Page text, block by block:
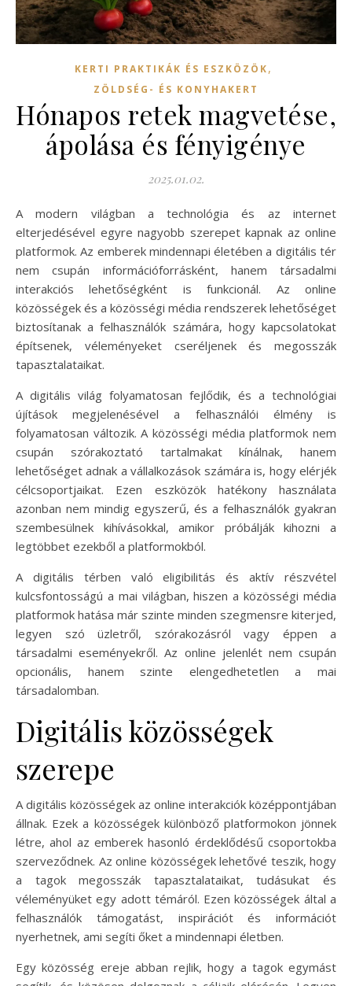
KERTI PRAKTIKÁK ÉS ESZKÖZÖK,
ZÖLDSÉG- ÉS KONYHAKERT
Hónapos retek magvetése,
ápolása és fényigénye
2025.01.02.
A modern világban a technológia és az internet
elterjedésével egyre nagyobb szerepet kapnak az online
platformok. Az emberek mindennapi életében a digitális tér
nem csupán információforrásként, hanem társadalmi
interakciós lehetőségként is funkcionál. Az online
közösségek és a közösségi média rendszerek lehetőséget
biztosítanak a felhasználók számára, hogy kapcsolatokat
építsenek, véleményeket cseréljenek és megosszák
tapasztalataikat.
A digitális világ folyamatosan fejlődik, és a technológiai
újítások megjelenésével a felhasználói élmény is
folyamatosan változik. A közösségi média platformok nem
csupán szórakoztató tartalmakat kínálnak, hanem
lehetőséget adnak a vállalkozások számára is, hogy elérjék
célcsoportjaikat. Ezen eszközök hatékony használata
azonban nem mindig egyszerű, és a felhasználók gyakran
szembesülnek kihívásokkal, amikor próbálják kihozni a
legtöbbet ezekből a platformokból.
A digitális térben való eligibilitás és aktív részvétel
kulcsfontosságú a mai világban, hiszen a közösségi média
platformok hatása már szinte minden szegmensre kiterjed,
legyen szó üzletről, szórakozásról vagy éppen a
társadalmi eseményekről. Az online jelenlét nem csupán
opcionális, hanem szinte elengedhetetlen a mai
társadalomban.
Digitális közösségek
szerepe
A digitális közösségek az online interakciók középpontjában
állnak. Ezek a közösségek különböző platformokon jönnek
létre, ahol az emberek hasonló érdeklődésű csoportokba
szerveződnek. Az online közösségek lehetővé teszik, hogy
a tagok megosszák tapasztalataikat, tudásukat és
véleményüket egy adott témáról. Ezen közösségek által a
felhasználók támogatást, inspirációt és információt
nyerhetnek, ami segíti őket a mindennapi életben.
Egy közösség ereje abban rejlik, hogy a tagok egymást